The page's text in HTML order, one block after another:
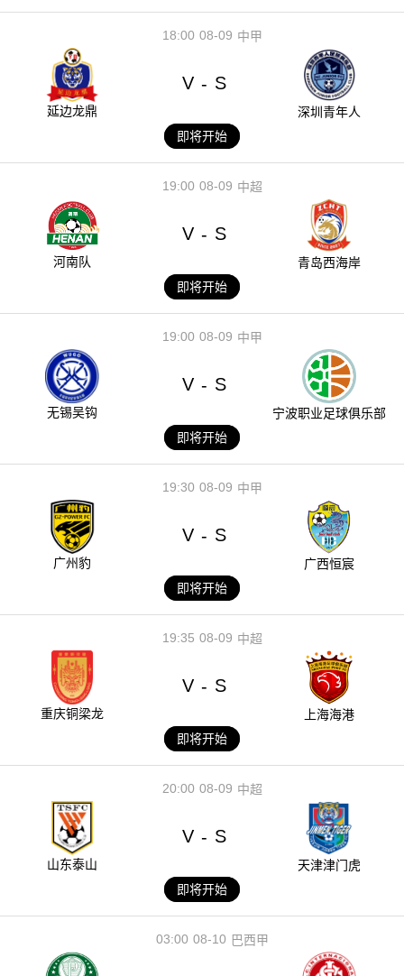
08-09
18:00 中甲
延边龙鼎
V - S
深圳青年人
即将开始
08-09
19:00 中超
河南队
V - S
青岛西海岸
即将开始
08-09
19:00 中甲
无锡吴钩
V - S
宁波职业足球俱乐部
即将开始
08-09
19:30 中甲
广州豹
V - S
广西恒宸
即将开始
08-09
19:35 中超
重庆铜梁龙
V - S
上海海港
即将开始
08-09
20:00 中超
山东泰山
V - S
天津津门虎
即将开始
08-10
03:00 巴西甲